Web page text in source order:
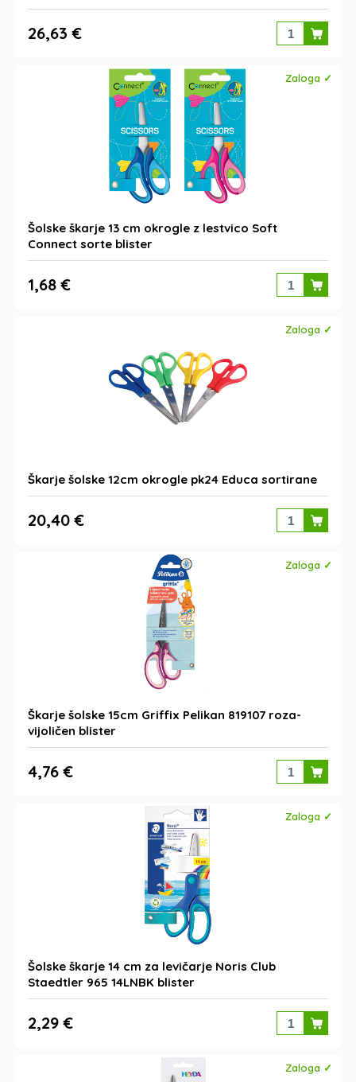
26,63 €
Zaloga ✓
Šolske škarje 13 cm okrogle z lestvico Soft
Connect sorte blister
1,68 €
Zaloga ✓
Škarje šolske 12cm okrogle pk24 Educa sortirane
20,40 €
Zaloga ✓
Škarje šolske 15cm Griffix Pelikan 819107 roza-
vijoličen blister
4,76 €
Zaloga ✓
Šolske škarje 14 cm za levičarje Noris Club
Staedtler 965 14LNBK blister
2,29 €
Zaloga ✓